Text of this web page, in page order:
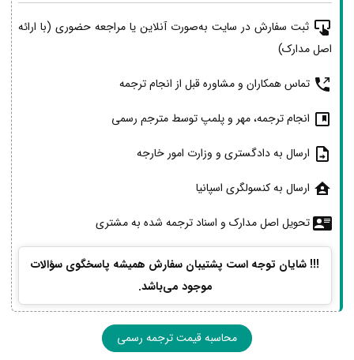
ثبت سفارش در سایت به‌صورت آنلاین یا مراجعه حضوری (با ارائه
اصل مدارک)
تماس همکاران و مشاوره قبل از انجام ترجمه
انجام ترجمه، مهر و پلمپ توسط مترجم رسمی
ارسال به دادگستری و وزارت امور خارجه
ارسال به کنسولگری اسپانیا
تحویل اصل مدارک و اسناد ترجمه شده به مشتری
!!! شایان توجه است پشتیبان سفارش همیشه پاسخگوی سؤالات
موجود می‌باشد.
محاسبه قیمت ترجمه رسمی